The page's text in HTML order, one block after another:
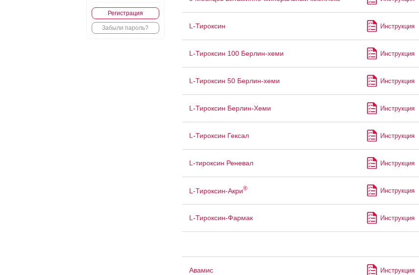
Регистрация
Забыли пароль? L-Тироксин Инструкция
L-Тироксин 100 Берлин-хеми Инструкция
L-Тироксин 50 Берлин-хеми Инструкция
L-Тироксин Берлин-Хеми Инструкция
L-Тироксин Гексал Инструкция
L-тироксин Реневал Инструкция
L-Тироксин-Акри® Инструкция
L-Тироксин-Фармак Инструкция
Авамис Инструкция